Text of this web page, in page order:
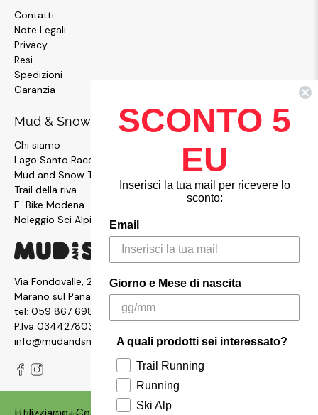
Contatti
Note Legali
Privacy
Resi
Spedizioni
Garanzia
Mud & Snow
Chi siamo
Lago Santo Race
Mud and Snow Team
Trail della riva
E-Bike Modena
Noleggio Sci Alpinismo
Via Fondovalle, 2876, 41054
Marano sul Panaro MO
tel: 059 867 6987
P.Iva 03442780361
info@mudandsnow.com
SCONTO 5
EU
Inserisci la tua mail per ricevere lo
sconto:
Email
Giorno e Mese di nascita
A quali prodotti sei interessato?
Trail Running
Running
Ski Alp